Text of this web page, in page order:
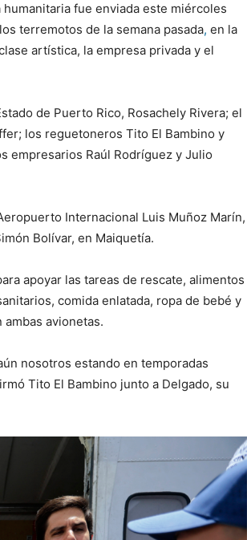
fue enviada este miércoles
terremotos de la semana pasada, en la
artística, la empresa privada y el
de Puerto Rico, Rosachely Rivera; el
los reguetoneros Tito El Bambino y
empresarios Raúl Rodríguez y Julio
Internacional Luis Muñoz Marín,
Bolívar, en Maiquetía.
apoyar las tareas de rescate, alimentos
comida enlatada, ropa de bebé y
avionetas.
nosotros estando en temporadas
Tito El Bambino junto a Delgado, su